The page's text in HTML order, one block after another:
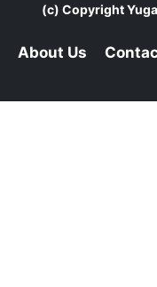
(c) Copyright
About Us